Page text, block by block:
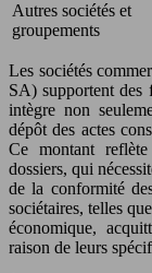
Autres sociétés et
groupements
Les sociétés
SA) supportent des
intègre non
dépôt des actes
Ce montant
dossiers, qui
de la conformité
sociétaires, telles
économique,
raison de leurs